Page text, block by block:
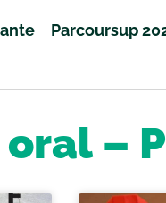
Parcoursup
–